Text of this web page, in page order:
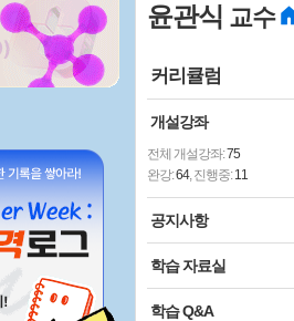
윤관식 교수
커리큘럼
개설강좌
전체 개설강좌:75
완강:64, 진행중:11
공지사항
학습 자료실
학습 Q&A